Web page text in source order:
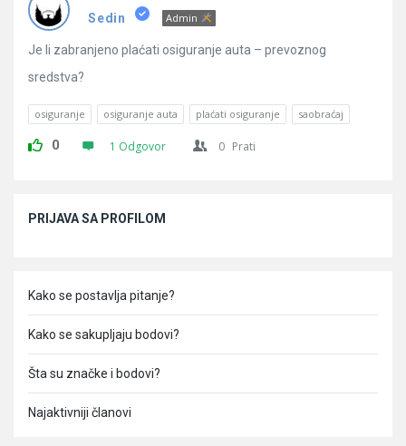
Pitanja
Sedin Admin
Je li zabranjeno plaćati osiguranje auta – prevoznog
sredstva?
osiguranje osiguranje auta plaćati osiguranje saobraćaj
0 1 Odgovor 0 Prati
PRIJAVA SA PROFILOM
Kako se postavlja pitanje?
Kako se sakupljaju bodovi?
Šta su značke i bodovi?
Najaktivniji članovi